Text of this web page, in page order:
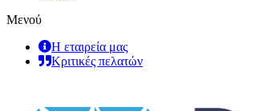
Μενού
Η εταιρεία μας
Κριτικές πελατών